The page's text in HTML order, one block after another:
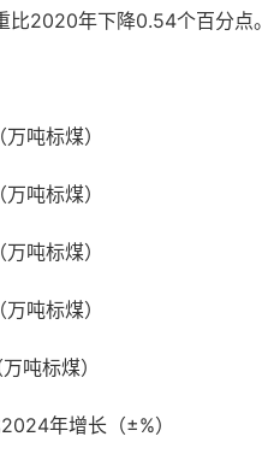
比2020年下降0.54个百分点。
吨标煤）
吨标煤）
吨标煤）
吨标煤）
吨标煤）
年增长（±%）